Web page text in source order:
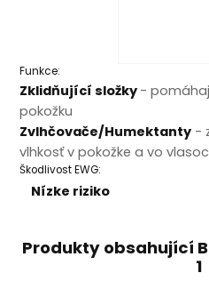
Funkce:
Zklidňující složky -
pokožku
Zvlhčovače/Humektanty -
vlhkosť v pokožke a vo
Škodlivost EWG:
Nízke riziko
Produkty obsahující
1